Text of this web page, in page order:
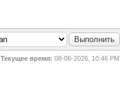
Текущее время: 08-06-2026, 10:46 PM